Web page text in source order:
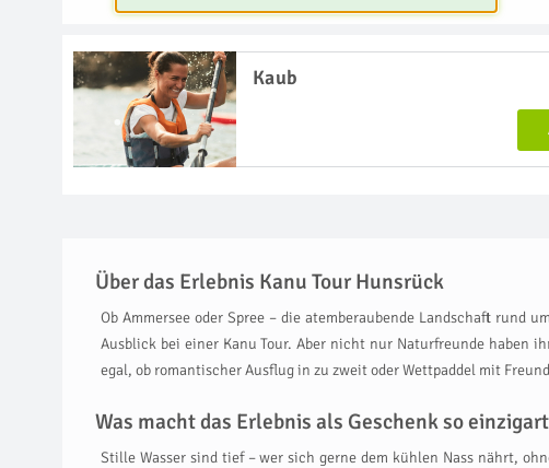
Kaub
Über das Erlebnis Kanu Tour Hunsrück
Ob Ammersee oder Spree – die atemberaubende Landschaft rund
Ausblick bei einer Kanu Tour. Aber nicht nur Naturfreunde haben
egal, ob romantischer Ausflug in zu zweit oder Wettpaddel mit
Was macht das Erlebnis als Geschenk so
Stille Wasser sind tief – wer sich gerne dem kühlen Nass nährt,